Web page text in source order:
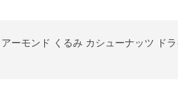
ーモンド くるみ カシューナッツ ド